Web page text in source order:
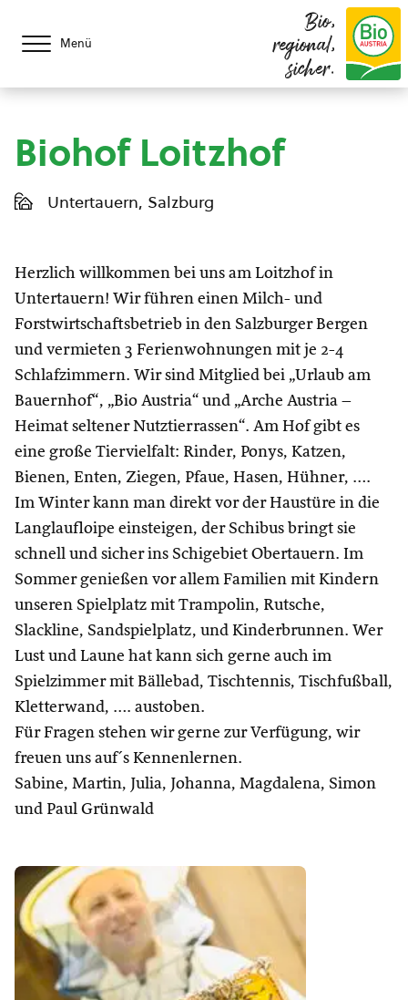
Menü
Bio,
regional,
sicher.
Biohof Loitzhof
Untertauern, Salzburg
Herzlich willkommen bei uns am Loitzhof in
Untertauern! Wir führen einen Milch- und
Forstwirtschaftsbetrieb in den Salzburger Bergen
und vermieten 3 Ferienwohnungen mit je 2-4
Schlafzimmern. Wir sind Mitglied bei „Urlaub am
Bauernhof“, „Bio Austria“ und „Arche Austria –
Heimat seltener Nutztierrassen“. Am Hof gibt es
eine große Tiervielfalt: Rinder, Ponys, Katzen,
Bienen, Enten, Ziegen, Pfaue, Hasen, Hühner, ….
Im Winter kann man direkt vor der Haustüre in die
Langlaufloipe einsteigen, der Schibus bringt sie
schnell und sicher ins Schigebiet Obertauern. Im
Sommer genießen vor allem Familien mit Kindern
unseren Spielplatz mit Trampolin, Rutsche,
Slackline, Sandspielplatz, und Kinderbrunnen. Wer
Lust und Laune hat kann sich gerne auch im
Spielzimmer mit Bällebad, Tischtennis, Tischfußball,
Kletterwand, …. austoben.
Für Fragen stehen wir gerne zur Verfügung, wir
freuen uns auf´s Kennenlernen.
Sabine, Martin, Julia, Johanna, Magdalena, Simon
und Paul Grünwald